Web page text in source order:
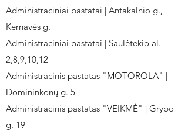
Administraciniai pastatai | Antakalnio g.,
Kernavės g.
Administraciniai pastatai | Saulėtekio al.
2,8,9,10,12
Administracinis pastatas "MOTOROLA" |
Domininkonų g. 5
Administracinis pastatas "VEIKMĖ" | Grybo
g. 19